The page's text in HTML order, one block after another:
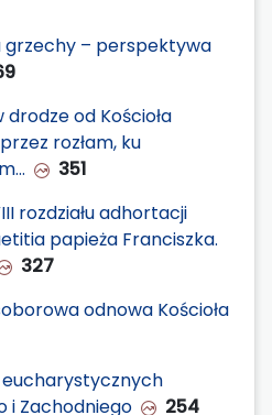
grzechy – perspektywa
drodze od Kościoła
rozłam, ku
351
rozdziału adhortacji
papieża Franciszka.
327
odnowa Kościoła
i Zachodniego
254